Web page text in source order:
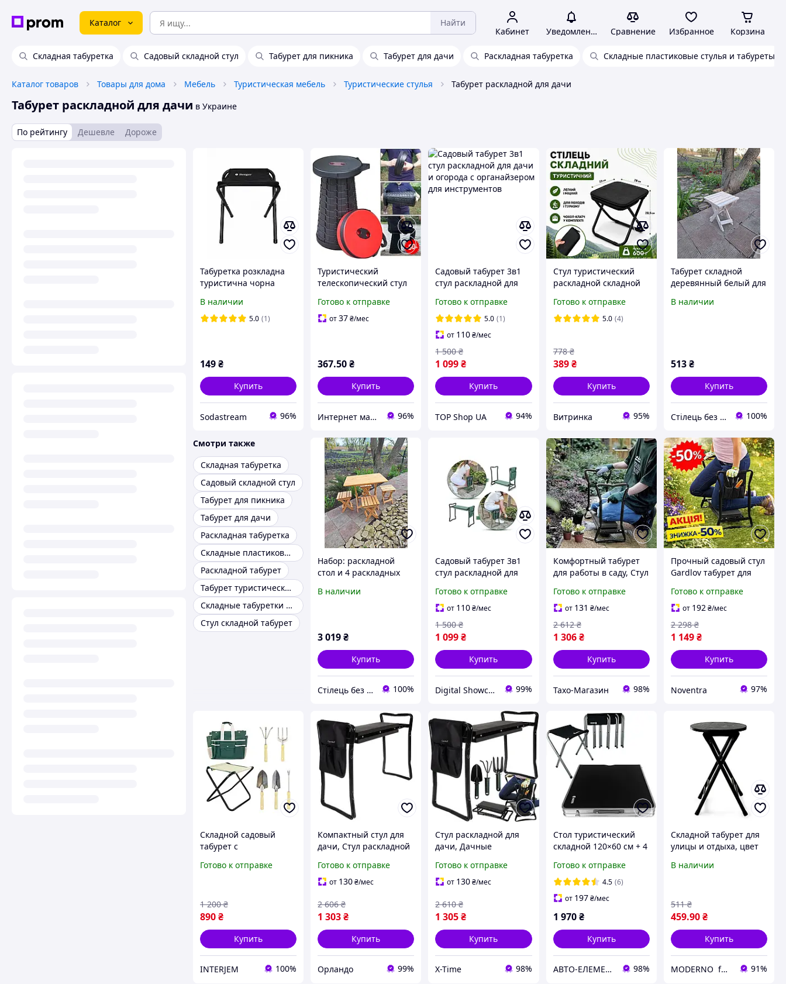
Каталог Найти
Кабинет Уведомления Сравнение Избранное Корзина
Складная табуретка Садовый складной стул Табурет для пикника Табурет для дачи Раскладная табуретка Складные пластиковые стулья и табуреты
Каталог товаров Товары для дома Мебель Туристическая мебель Туристические стулья Табурет раскладной для дачи
Табурет раскладной для дачи в Украине
По рейтингу Дешевле Дороже
Табуретка розкладна
туристична чорна
риболовлі дачі та
кемпінгу
В наличии
5.0 (1)
149₴
Купить
Sodastream 96%
Туристический
телескопический стул
телескопические
табуретки Стул
Готово к отправке
от37₴/мес
367.50₴
Купить
Интернет магазин "Нужные покупки" 96%
Садовый табурет 3в1
стул раскладной для
органайзером для
инструментов
Готово к отправке
5.0 (1)
от 110₴/мес
1 099₴
1 500 ₴
Купить
TOP Shop UA 94%
Стул туристический
раскладной складной
табуретка для рыбалки
кемпинга пикника и
Готово к отправке
5.0 (4)
389 ₴
778 ₴
Купить
Витринка 95%
Табурет складной
деревянный белый для
террасы, кафе.
В наличии
513₴
Купить
Стілець без понтів 100%
Смотри также
Складная табуретка
Садовый складной стул
Табурет для пикника
Табурет для дачи
Раскладная табуретка
Складные пластиковые стулья и табуреты
Раскладной табурет
Табурет туристический складной
Складные табуретки для пикника
Стул складной табурет
Набор: раскладной
стол и 4 раскладных
веранды, террасы.
В наличии
3 019₴
Купить
Стілець без понтів 100%
Садовый табурет 3в1
стул раскладной для
органайзером для
инструментов DS
Готово к отправке
от 110₴/мес
1 099₴
1 500 ₴
Купить
Digital Showcase DS 99%
Комфортный табурет
для работы в саду, Стул
(4в1, Польша),
Складной табурет для
сада, THO
Готово к отправке
от 131 ₴/мес
1 306 ₴
2 612 ₴
Купить
Тахо-Магазин 98%
Прочный садовый стул
Gardlov табурет для
для инструментов
стульчики складные
раскладные
Готово к отправке
от 192₴/мес
1 149₴
2 298 ₴
Купить
Noventra 97%
Складной садовый
табурет с
набором инструментов
огоро
Готово к отправке
890₴
1 200 ₴
Купить
INTERJEM 100%
Компактный стул для
дачи, Стул раскладной
складной, Табуретка
для огорода (4в1,
Готово к отправке
от 130₴/мес
1 303₴
2 606 ₴
Купить
Орландо 99%
Стул раскладной для
дачи, Дачные
стул трансформер,
Прочный садовый стул
Готово к отправке
от 130₴/мес
1 305₴
2 610 ₴
Купить
X-Time 98%
Стол туристический
складной 120×60 см + 4
регулируемые ножки,
отверстие под зонт (AX-
791)
Готово к отправке
4.5 (6)
от 197 ₴/мес
1 970 ₴
Купить
АВТО-ЕЛЕМЕНТ 98%
Складной табурет для
улицы и отдыха, цвет
В наличии
459.90₴
511 ₴
Купить
MODERNO furnitures 91%